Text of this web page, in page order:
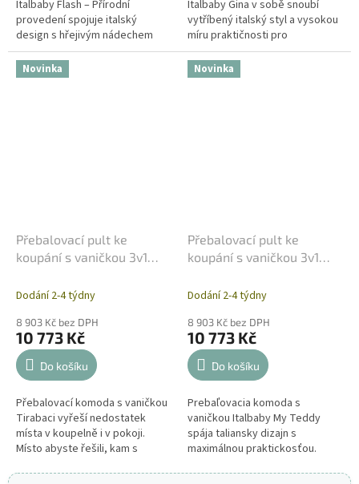
Italbaby Flash – Přírodní
provedení spojuje italský
design s hřejivým nádechem
přírodního dřeva. Tato
kombinace působí v interiéru
útulně a...
Italbaby Gina v sobě snoubí
vytříbený italský styl a vysokou
míru praktičnosti pro
každodenní péči o miminko. V
čistém bílém provedení s
decentním...
Novinka
Přebalovací pult ke
koupání s vaničkou 3v1
Dodání 2-4 týdny
8 903 Kč bez DPH
10 773 Kč
Do košíku
Přebalovací komoda s vaničkou
Tirabaci vyřeší nedostatek
místa v koupelně i v pokoji.
Místo abyste řešili, kam s
Novinka
Přebalovací pult ke
koupání s vaničkou 3v1
Dodání 2-4 týdny
8 903 Kč bez DPH
10 773 Kč
Do košíku
Prebaľovacia komoda s
vaničkou Italbaby My Teddy
spája taliansky dizajn s
maximálnou praktickosťou.